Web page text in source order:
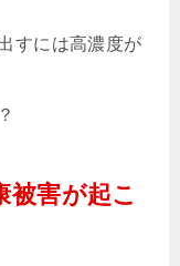
すには高濃度が
害が起こ